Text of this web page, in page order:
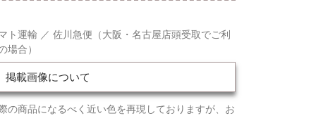
ト運輸 ／ 佐川急便（大阪・名古屋店頭受取でご利
場合）
掲載画像について
の商品になるべく近い色を再現しておりますが、お